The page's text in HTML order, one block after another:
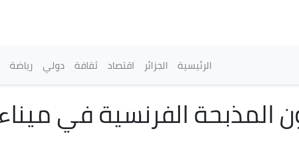
القائمة الرئيسية
الرئيسية الجزائر اقتصاد ثقافة دولي رياضة